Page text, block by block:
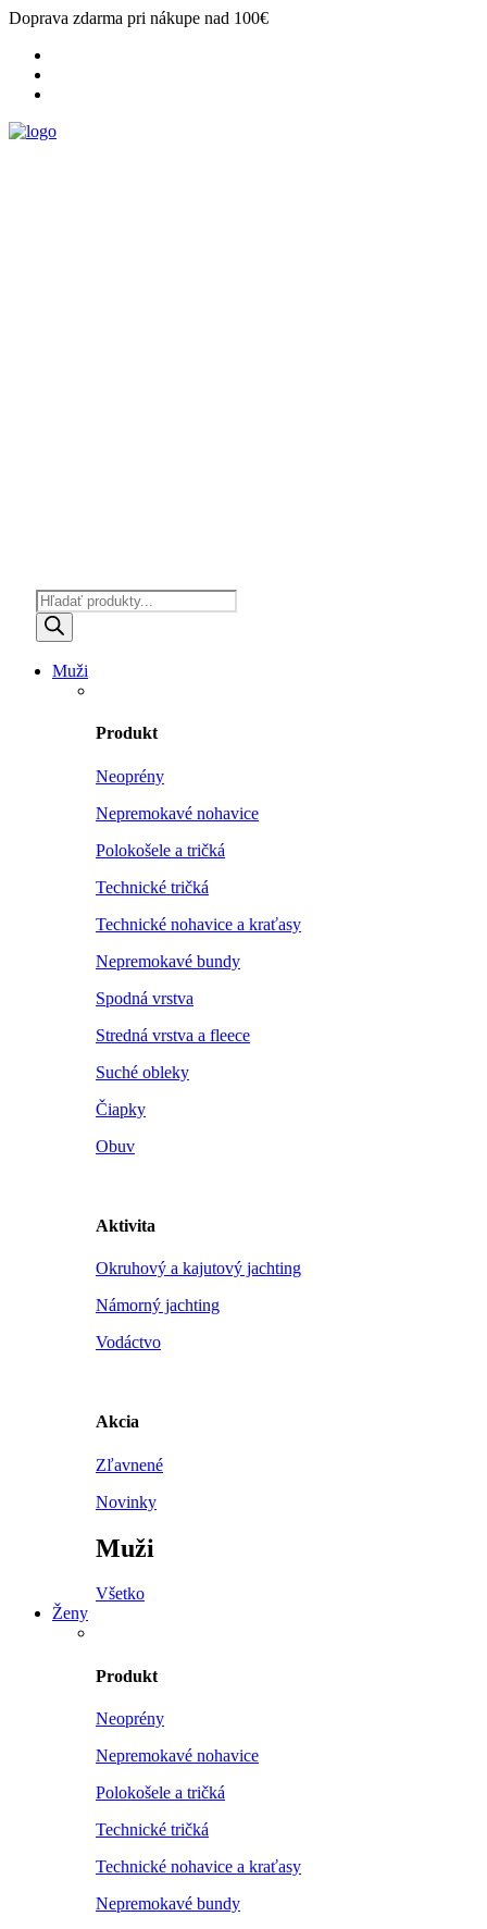
Doprava zdarma pri nákupe nad 100€
Products
search
Muži
Produkt
Neoprény
Nepremokavé nohavice
Polokošele a tričká
Technické tričká
Technické nohavice a kraťasy
Nepremokavé bundy
Spodná vrstva
Stredná vrstva a fleece
Suché obleky
Čiapky
Obuv
Aktivita
Okruhový a kajutový jachting
Námorný jachting
Vodáctvo
Akcia
Zľavnené
Novinky
Muži
Všetko
Ženy
Produkt
Neoprény
Nepremokavé nohavice
Polokošele a tričká
Technické tričká
Technické nohavice a kraťasy
Nepremokavé bundy